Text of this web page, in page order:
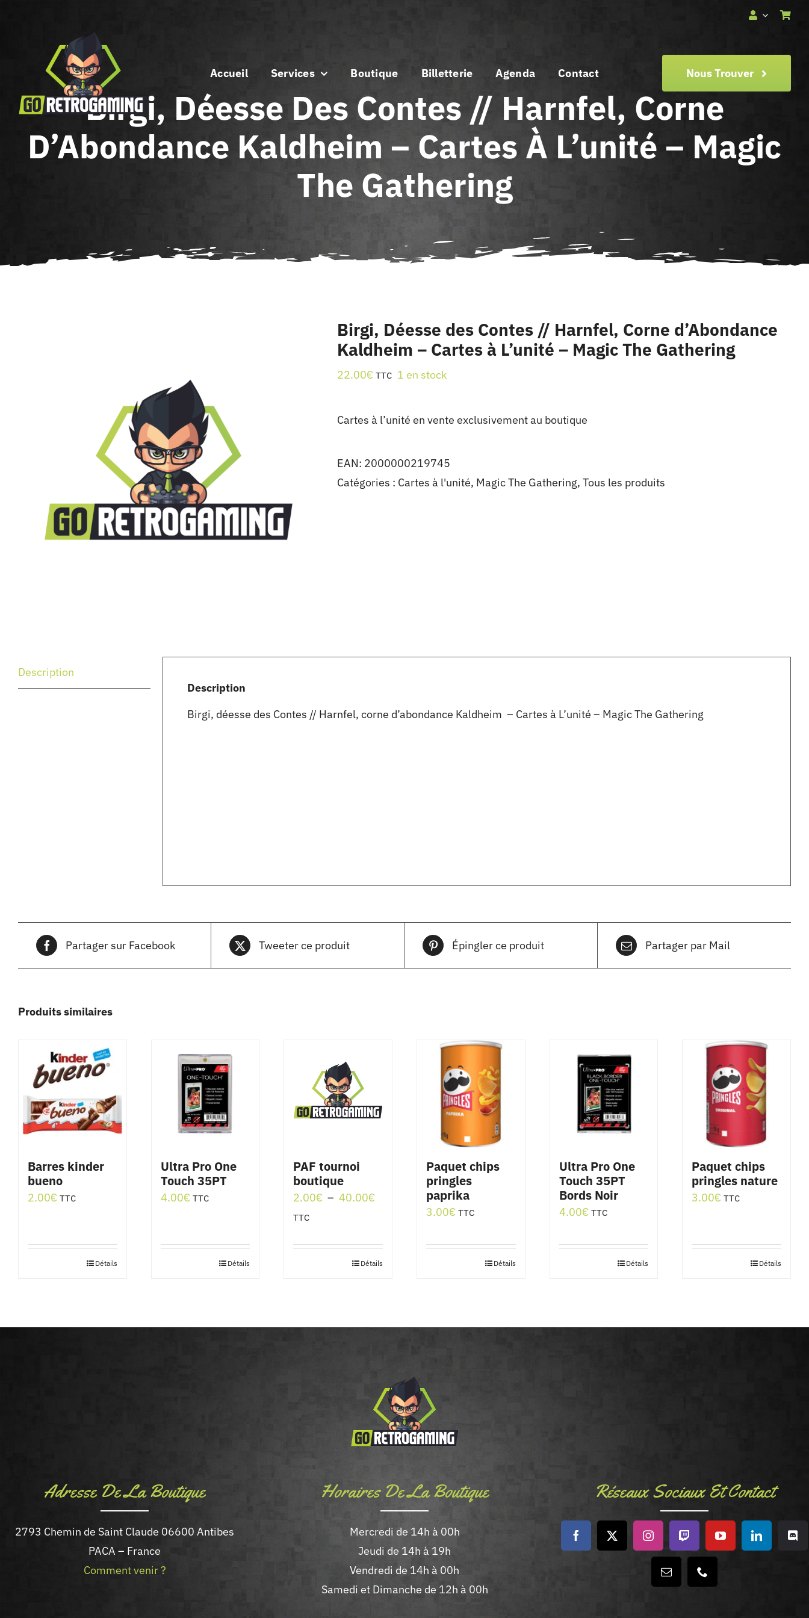
Accueil
Services Boutique Billetterie Agenda Contact Nous Trouver
Birgi, Déesse Des Contes // Harnfel, Corne
D’Abondance Kaldheim – Cartes À L’unité – Magic
The Gathering
Birgi, Déesse des Contes // Harnfel, Corne d’Abondance
Kaldheim – Cartes à L’unité – Magic The Gathering
22.00€ TTC 1 en stock
Cartes à l’unité en vente exclusivement au boutique
EAN: 2000000219745
Catégories : Cartes à l'unité, Magic The Gathering, Tous les produits
Description
Description
Birgi, déesse des Contes // Harnfel, corne d’abondance Kaldheim – Cartes à L’unité – Magic The Gathering
Partager sur Facebook Tweeter ce produit Épingler ce produit Partager par Mail
Produits similaires
Barres kinder
bueno
2.00€ TTC
Détails
Ultra Pro One
Touch 35PT
4.00€ TTC
Détails
PAF tournoi
boutique
2.00€ – 40.00€Plage
TTC
plusieurs
Détails
Paquet chips
pringles
paprika
3.00€ TTC
Détails
Ultra Pro One
Touch 35PT
Bords Noir
4.00€ TTC
Détails
Paquet chips
pringles nature
3.00€ TTC
Détails
Adresse De La Boutique
2793 Chemin de Saint Claude 06600 Antibes
PACA – France
Comment venir ?
Horaires De La Boutique
Mercredi de 14h à 00h
Jeudi de 14h à 19h
Vendredi de 14h à 00h
Samedi et Dimanche de 12h à 00h
Réseaux Sociaux Et Contact